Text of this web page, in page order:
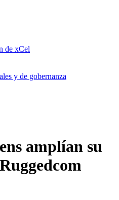
de xCel
y de gobernanza
amplían su